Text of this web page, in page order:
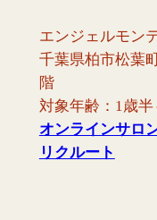
エンジェルモン
千葉県柏市松葉
階
対象年齢：1歳
オンラインサロ
リクルート